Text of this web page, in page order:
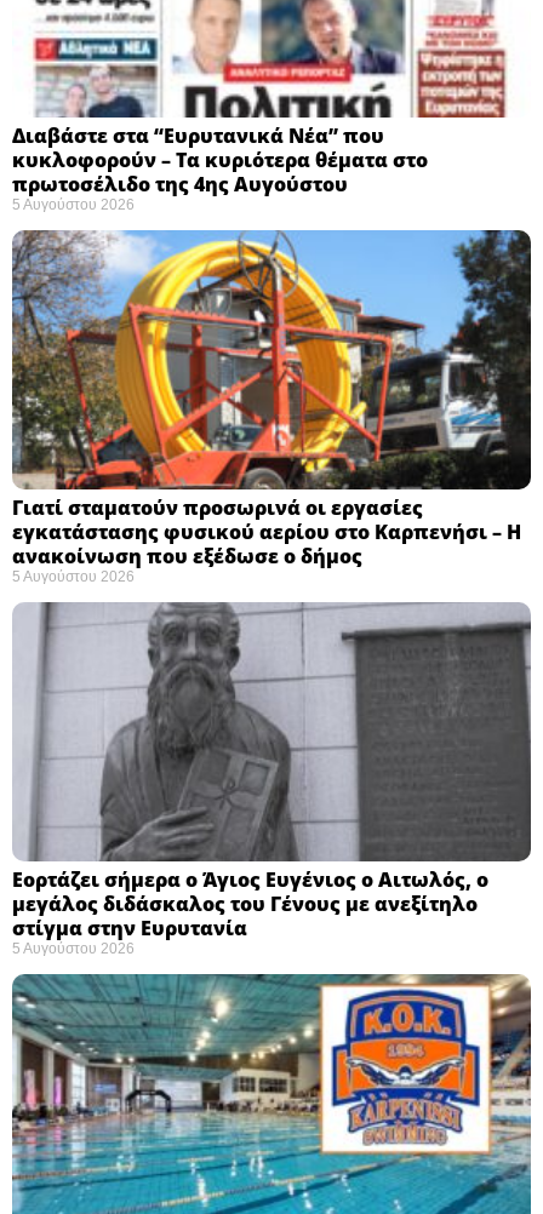
Διαβάστε στα “Ευρυτανικά Νέα” που
κυκλοφορούν – Τα κυριότερα θέματα στο
πρωτοσέλιδο της 4ης Αυγούστου
5 Αυγούστου 2026
Γιατί σταματούν προσωρινά οι εργασίες
εγκατάστασης φυσικού αερίου στο Καρπενήσι – Η
ανακοίνωση που εξέδωσε ο δήμος
5 Αυγούστου 2026
Εορτάζει σήμερα ο Άγιος Ευγένιος ο Αιτωλός, ο
μεγάλος διδάσκαλος του Γένους με ανεξίτηλο
στίγμα στην Ευρυτανία
5 Αυγούστου 2026